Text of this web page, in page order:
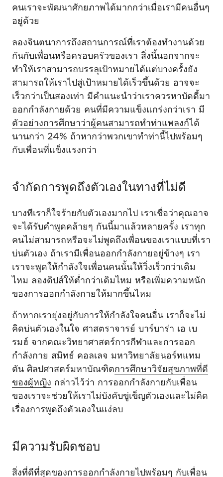
คนเราจะพัฒนาศักยภาพได้มากกว่าเมื่อเรามีคนอื่นๆ
อยู่ด้วย
ลองจินตนาการถึงสถานการณ์ที่เราต้องทำงานด้วย
กันกับเพื่อนหรือครอบครัวของเรา สิ่งนี้นอกจากจะ
ทำให้เราสามารถบรรลุเป้าหมายได้แต่บางครั้งยัง
สามารถให้เราไปสู่เป้าหมายได้เร็วขึ้นด้วย อาจจะ
เร็วกว่าเป็นสองเท่า มีคำแนะนำว่าเราควรหาบัดดี้มา
ออกกำลังกายด้วย คนที่มีความแข็งแกร่งกว่าเรา มี
ตัวอย่างการศึกษาว่าผู้คนสามารถทำท่าแพลงก์ได้
นานกว่า 24% ถ้าหากว่าพวกเขาทำท่านี้ไปพร้อมๆ
กับเพื่อนที่แข็งแรงกว่า
จำกัดการพูดถึงตัวเองในทางที่ไม่ดี
บางทีเราก็ใจร้ายกับตัวเองมากไป เราเชื่อว่าคุณอาจ
จะได้รับคำพูดคล้ายๆ กันนี้มาแล้วหลายครั้ง เราทุก
คนไม่สามารถหรือจะไม่พูดถึงเพื่อนของเราแบบที่เรา
บ่นตัวเอง ถ้าเรามีเพื่อนออกกำลังกายอยู่ข้างๆ เรา
เราจะพูดให้กำลังใจเพื่อนคนนั้นให้วิ่งเร็วกว่าเดิม
ไหม ลองดิปส์ให้ต่ำกว่าเดิมไหม หรือเพิ่มความหนัก
ของการออกกำลังกายให้มากขึ้นไหม
ถ้าหากเรายุ่งอยู่กับการให้กำลังใจคนอื่น เราก็จะไม่
คิดบ่นตัวเองในใจ ศาสตราจารย์ บาร์บาร่า เอ เบ
รมฮ์ จากคณะวิทยาศาสตร์การกีฬาและการออก
กำลังกาย สมิทธ์ คอลเลจ มหาวิทยาลัยนอร์ทแทม
ตัน ศิลปศาสตร์มหาบัณฑิตการศึกษาวิจัยสุขภาพที่ดี
ของผู้หญิง กล่าวไว้ว่า การออกกำลังกายกับเพื่อน
ของเราจะช่วยให้เราไม่บังคับขู่เข็ญตัวเองและไม่คิด
เรื่องการพูดถึงตัวเองในแง่ลบ
มีความรับผิดชอบ
สิ่งที่ดีที่สุดของการออกกำลังกายไปพร้อมๆ กับเพื่อน